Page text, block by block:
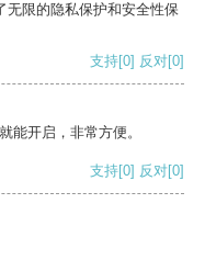
无限的隐私保护和安全性保
支持[0] 反对[0]
能开启，非常方便。
支持[0] 反对[0]